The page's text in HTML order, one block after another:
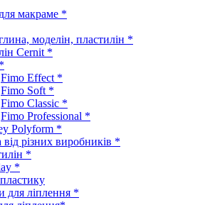
макраме *
моделін, пластилін *
Cernit *
Fimo Effect *
Fimo Soft *
Fimo Classic *
Fimo Professional *
Polyform *
від різних виробників *
*
*
для ліплення *